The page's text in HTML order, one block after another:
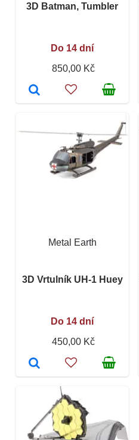
3D Batman, Tumbler
Do 14 dní
850,00 Kč
Metal Earth
3D Vrtulník UH-1 Huey
Do 14 dní
450,00 Kč